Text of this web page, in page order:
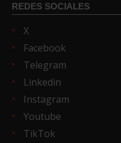
REDES SOCIALES
X
Facebook
Telegram
Linkedin
Instagram
Youtube
TikTok